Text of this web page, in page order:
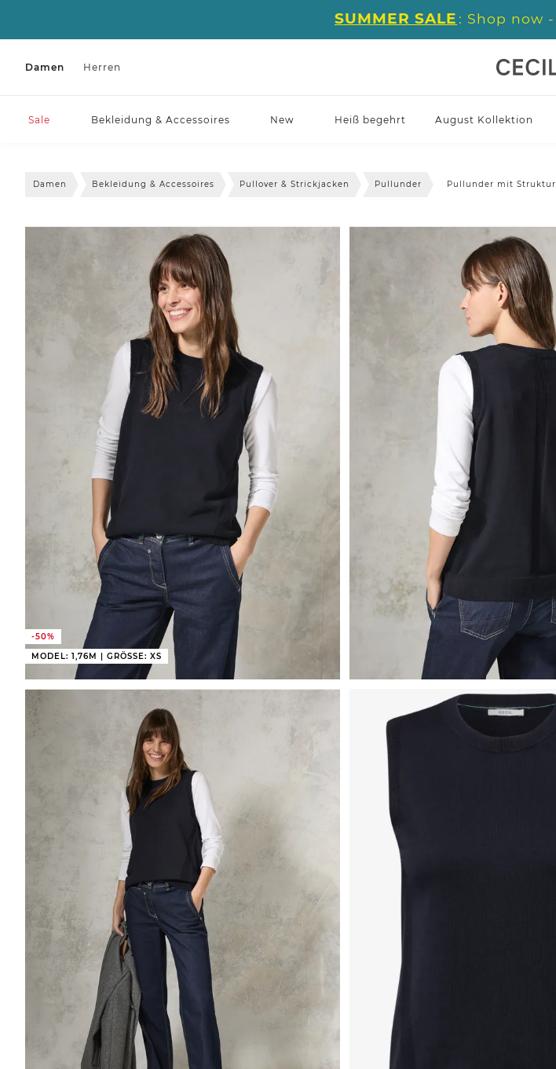
SUMMER SALE : Shop now -
Damen Herren
Sale Bekleidung & Accessoires New Heiß begehrt August Kollektion
Damen Bekleidung & Accessoires Pullover & Strickjacken Pullunder Pullunder mit Struktur
-50%
MODEL: 1,76M | GRÖSSE: XS